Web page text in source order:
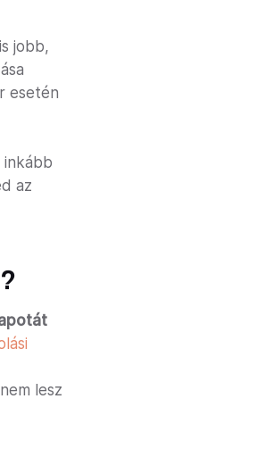
jobb,
esetén
inkább
az
lesz